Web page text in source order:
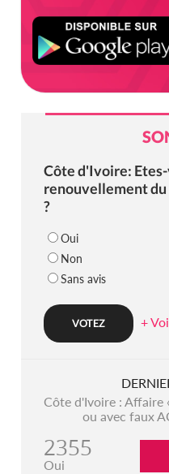
Côte d'Ivoire:
renouvellement du
?
Oui
Non
Sans avis
+
Côte d'Ivoire : Affaire
ou avec faux
2355
Oui